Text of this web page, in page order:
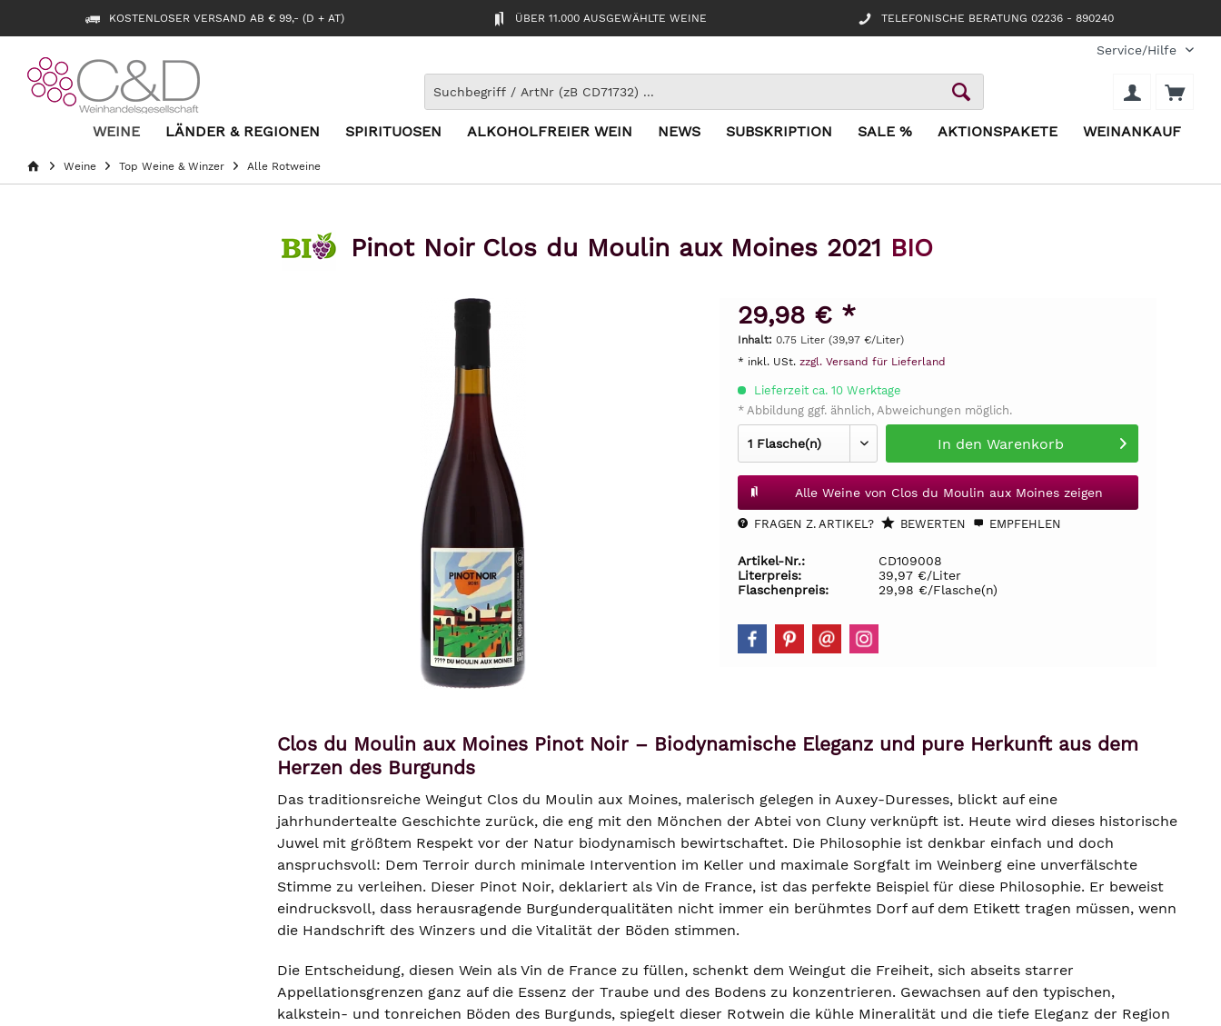
KOSTENLOSER VERSAND AB € 99,- (D + AT) ÜBER 11.000 AUSGEWÄHLTE WEINE TELEFONISCHE BERATUNG 02236 - 890240
Service/Hilfe
WEINE LÄNDER & REGIONEN SPIRITUOSEN ALKOHOLFREIER WEIN NEWS SUBSKRIPTION SALE % AKTIONSPAKETE WEINANKAUF
Weine Top Weine & Winzer Alle Rotweine
Pinot Noir Clos du Moulin aux Moines 2021 BIO
29,98 € *
Inhalt: 0.75 Liter (39,97 €/Liter)
* inkl. USt. zzgl. Versand für Lieferland
Lieferzeit ca. 10 Werktage
* Abbildung ggf. ähnlich, Abweichungen möglich.
In den Warenkorb
Alle Weine von Clos du Moulin aux Moines zeigen
FRAGEN Z. ARTIKEL? BEWERTEN EMPFEHLEN
Artikel-Nr.:
CD109008
Literpreis:
39,97 €/Liter
Flaschenpreis:
29,98 €/Flasche(n)
Clos du Moulin aux Moines Pinot Noir – Biodynamische Eleganz und pure Herkunft aus dem
Herzen des Burgunds
Das traditionsreiche Weingut Clos du Moulin aux Moines, malerisch gelegen in Auxey-Duresses, blickt auf eine
jahrhundertealte Geschichte zurück, die eng mit den Mönchen der Abtei von Cluny verknüpft ist. Heute wird dieses historische
Juwel mit größtem Respekt vor der Natur biodynamisch bewirtschaftet. Die Philosophie ist denkbar einfach und doch
anspruchsvoll: Dem Terroir durch minimale Intervention im Keller und maximale Sorgfalt im Weinberg eine unverfälschte
Stimme zu verleihen. Dieser Pinot Noir, deklariert als Vin de France, ist das perfekte Beispiel für diese Philosophie. Er beweist
eindrucksvoll, dass herausragende Burgunderqualitäten nicht immer ein berühmtes Dorf auf dem Etikett tragen müssen, wenn
die Handschrift des Winzers und die Vitalität der Böden stimmen.
Die Entscheidung, diesen Wein als Vin de France zu füllen, schenkt dem Weingut die Freiheit, sich abseits starrer
Appellationsgrenzen ganz auf die Essenz der Traube und des Bodens zu konzentrieren. Gewachsen auf den typischen,
kalkstein- und tonreichen Böden des Burgunds, spiegelt dieser Rotwein die kühle Mineralität und die tiefe Eleganz der Region